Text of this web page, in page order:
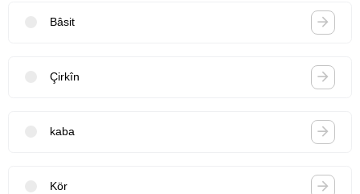
Bâsit
Çirkîn
kaba
Kör